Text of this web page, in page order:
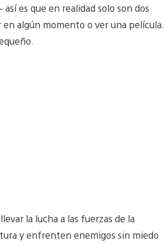
es que en realidad solo son dos
algún momento o ver una película.
la lucha a las fuerzas de la
y enfrenten enemigos sin miedo